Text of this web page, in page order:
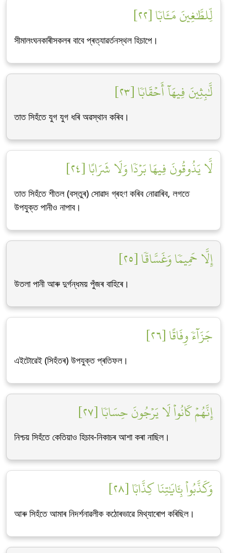
لِّلطَّٰغِينَ مَـَٔابٗا [٢٢]
সীমালংঘনকাৰীসকলৰ বাবে প্ৰত্যাৱৰ্তনস্থল হিচাপে।
لَّٰبِثِينَ فِيهَآ أَحۡقَابٗا [٢٣]
তাত সিহঁতে যুগ যুগ ধৰি অৱস্থান কৰিব।
لَّا يَذُوقُونَ فِيهَا بَرۡدٗا وَلَا شَرَابًا [٢٤]
তাত সিহঁতে শীতল (বস্তুৰ) সোৱাদ গ্ৰহণ কৰিব নোৱাৰিব, লগতে
উপযুক্ত পানীও নাপাব।
إِلَّا حَمِيمٗا وَغَسَّاقٗا [٢٥]
উতলা পানী আৰু দুৰ্গন্ধময় পুঁজৰ বাহিৰে।
جَزَآءٗ وِفَاقًا [٢٦]
এইটোৱেই (সিহঁতৰ) উপযুক্ত প্ৰতিফল।
إِنَّهُمۡ كَانُواْ لَا يَرۡجُونَ حِسَابٗا [٢٧]
নিশ্চয় সিহঁতে কেতিয়াও হিচাব-নিকাচৰ আশা কৰা নাছিল।
وَكَذَّبُواْ بِـَٔايَٰتِنَا كِذَّابٗا [٢٨]
আৰু সিহঁতে আমাৰ নিদৰ্শনাৱলীক কঠোৰভাৱে মিথ্যাৰোপ কৰিছিল।